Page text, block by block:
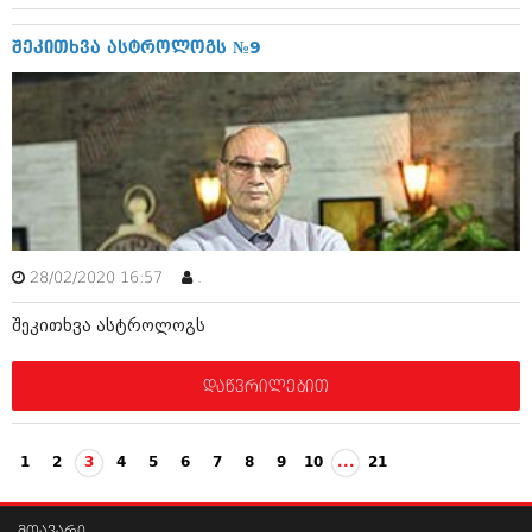
ივნისი 2010 (685)
აპრილი 2010 (229)
მარტი 2010 (454)
თებერვალი 2010 (421)
იანვარი 2010 (422)
დეკემბერი 2009 (510)
ნოემბერი 2009 (308)
ოქტომბერი 2009 (382)
სექტემბერი 2009 (541)
აგვისტო 2009 (14)
ივლისი 2009 (118)
დეკემბერი 0215 (1)
აგვისტო 0215 (2)
აგვისტო 0212 (1)
ივნისი 0212 (2)
შეკითხვა ასტროლოგს №9
28/02/2020 16:57 .
შეკითხვა ასტროლოგს
დაწვრილებით
1 2 3 4 5 6 7 8 9 10 ... 21